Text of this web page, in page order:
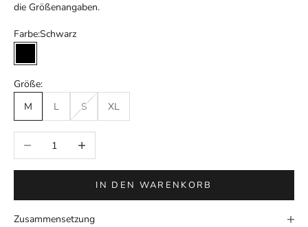
die Größenangaben.
Farbe:Schwarz
Schwarz
Größe:
M
L S XL
Anzahl verringernAnzahl erhöhen
IN DEN WARENKORB
Zusammensetzung